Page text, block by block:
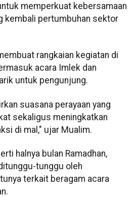
memperkuat kebersamaan
kembali pertumbuhan sektor
rangkaian kegiatan di
acara Imlek dan
untuk pengunjung.
suasana perayaan yang
sekaligus meningkatkan
di mal," ujar Mualim.
halnya bulan Ramadhan,
tunggu oleh
terkait beragam acara